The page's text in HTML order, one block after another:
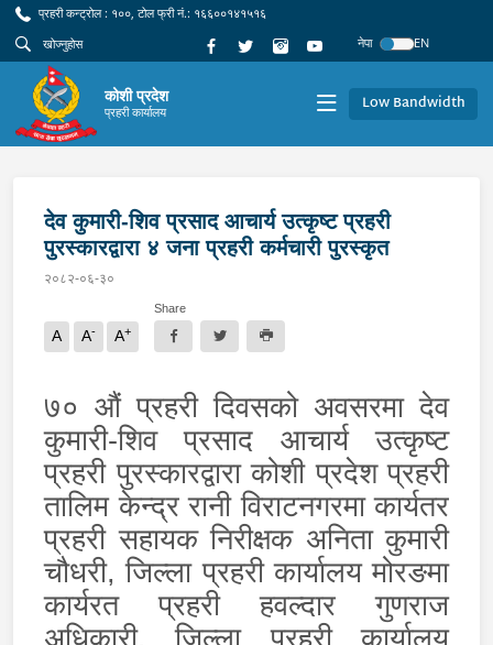
प्रहरी कन्ट्रोल : १००, टोल फ्री नं.: १६६००१४१५१६
नेपा
EN
कोशी प्रदेश
प्रहरी कार्यालय Low Bandwidth
देव कुमारी-शिव प्रसाद आचार्य उत्कृष्ट प्रहरी
पुरस्कारद्वारा ४ जना प्रहरी कर्मचारी पुरस्कृत
२०८२-०६-३०
A A- A+
Share
७० औं प्रहरी दिवसको अवसरमा देव
कुमारी-शिव प्रसाद आचार्य उत्कृष्ट
प्रहरी पुरस्कारद्वारा कोशी प्रदेश प्रहरी
तालिम केन्द्र रानी विराटनगरमा कार्यतर
प्रहरी सहायक निरीक्षक अनिता कुमारी
चौधरी, जिल्ला प्रहरी कार्यालय मोरङमा
कार्यरत प्रहरी हवल्दार गुणराज
अधिकारी, जिल्ला प्रहरी कार्यालय